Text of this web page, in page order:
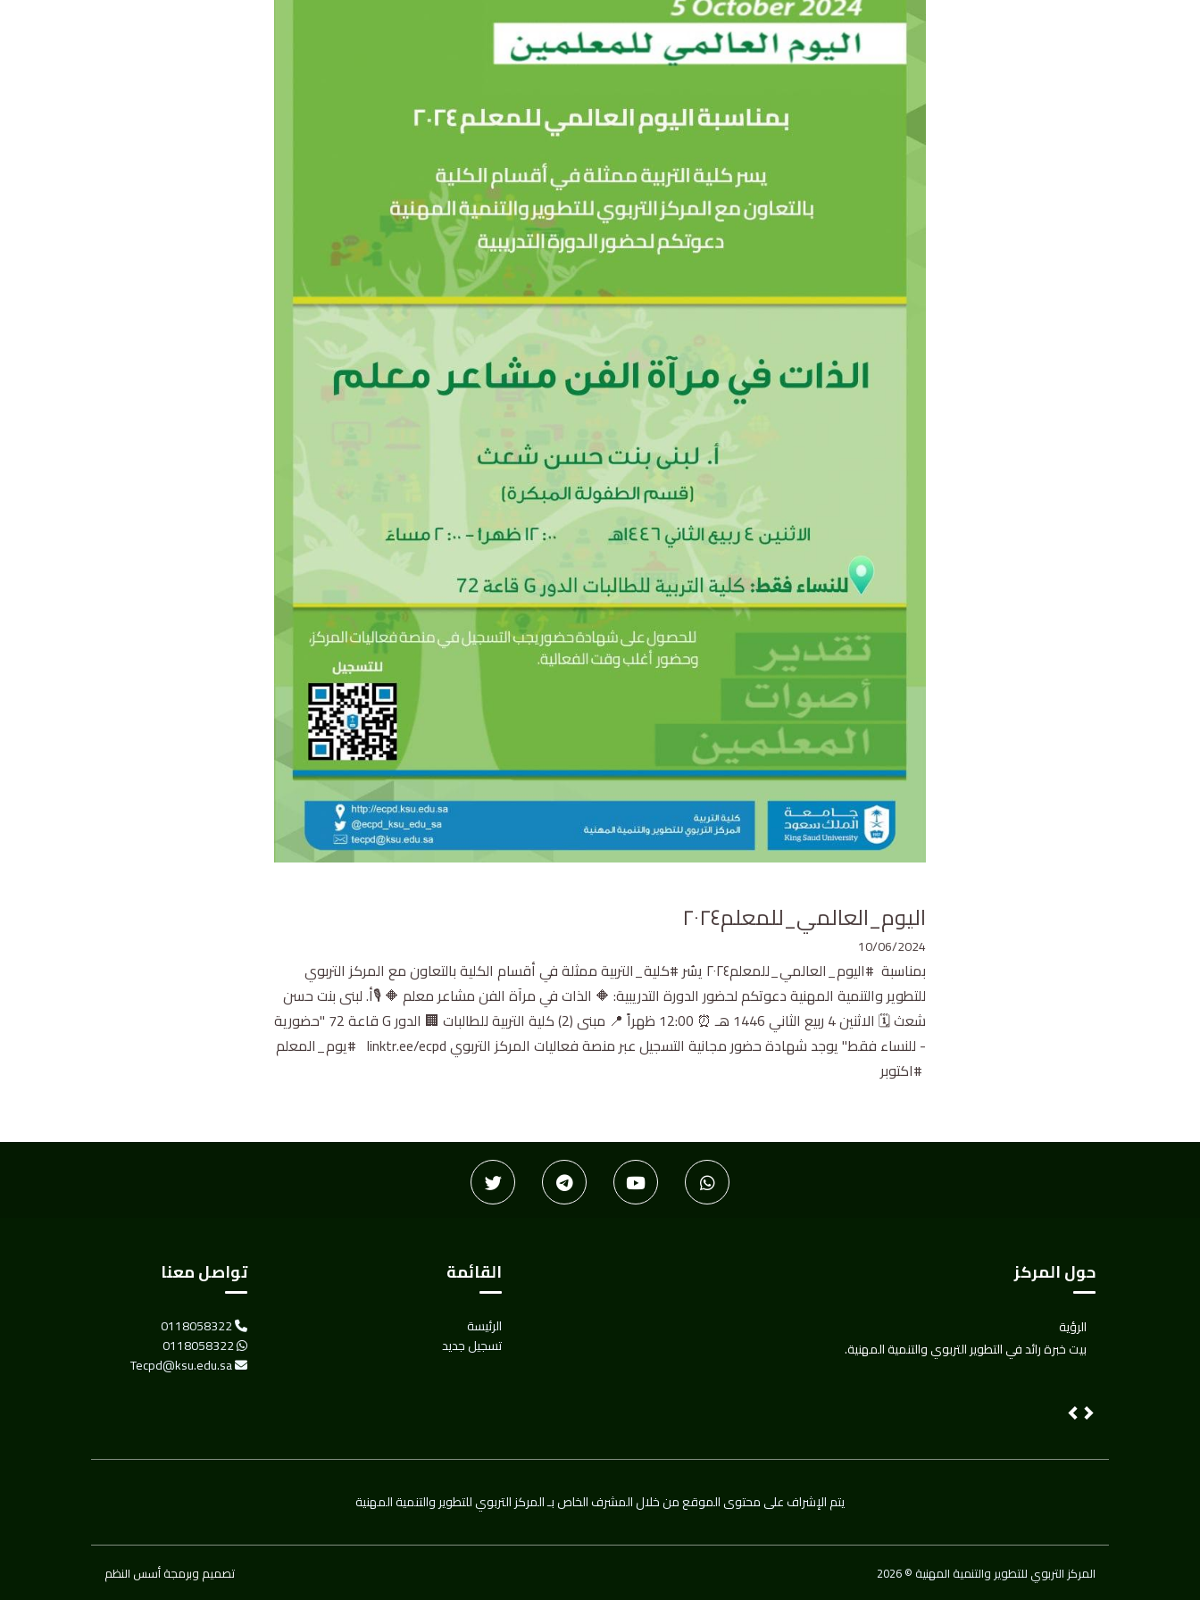
اليوم_العالمي_للمعلم٢٠٢٤⁩
10/06/2024
بمناسبة ⁧ #اليوم_العالمي_للمعلم٢٠٢٤⁩ ‏يسُر ⁧#كلية_التربية⁩ ممثلة في أقسام الكلية بالتعاون مع المركز التربوي
للتطوير والتنمية المهنية دعوتكم لحضور الدورة التدريبية: 🔶 الذات في مرآة الفن مشاعر معلم 🔶 🎙أ. لبنى بنت حسن
شعث 🗓 الاثنين 4 ربيع الثاني 1446 هـ ⏰ 12:00 ظهراً 📍 مبنى (2) كلية التربية للطالبات 🏢 الدور G قاعة 72 "حضورية
تواصل معنا القائمة
الرئيسة
تسجيل جديد
حول المركز
الرؤية
بيت خبرة رائد في التطوير التربوي والتنمية المهنية.
Next
يتم اﻹشراف على محتوى الموقع من خلال المشرف الخاص بـ المركز التربوي للتطوير والتنمية المهنية
تصميم وبرمجة أسس النظم 2026 © المركز التربوي للتطوير والتنمية المهنية